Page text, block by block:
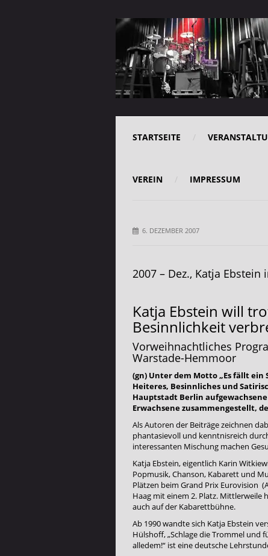
STARTSEITE
VEREIN IMPRESSUM
6. DEZEMBER 2007
2007 – Dez., Katja
Katja Ebstein will
Besinnlichkeit
Vorweihnachtliches
Warstade-Hemmoor
(gn) Unter dem Motto „Es fällt
Heiteres, Besinnliches und
Hauptstadt Berlin
Erwachsene zusammengestellt,
Als Autoren der Beiträge zeichnen
phantasievoll und kenntnisreich
interessanten Mischung machen
Katja Ebstein, eigentlich Karin
Popmusik, Chanson, Kabarett und
Plätzen beim Grand Prix Eurovision
Haag mit einem 2. Platz. Mittlerweile
auch auf der Kabarettbühne.
Ab 1990 wandte sich Katja Ebstein
Hülshoff, „Schlage die Trommel und
alledem!“ ist eine deutsche